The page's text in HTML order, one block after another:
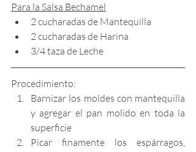
Para la Salsa Bechamel
2 cucharadas de Mantequilla
2 cucharadas de Harina
3/4 taza de Leche
Procedimiento:
Barnizar los moldes con mantequilla
y agregar el pan molido en toda la
superficie
Picar finamente los espárragos,